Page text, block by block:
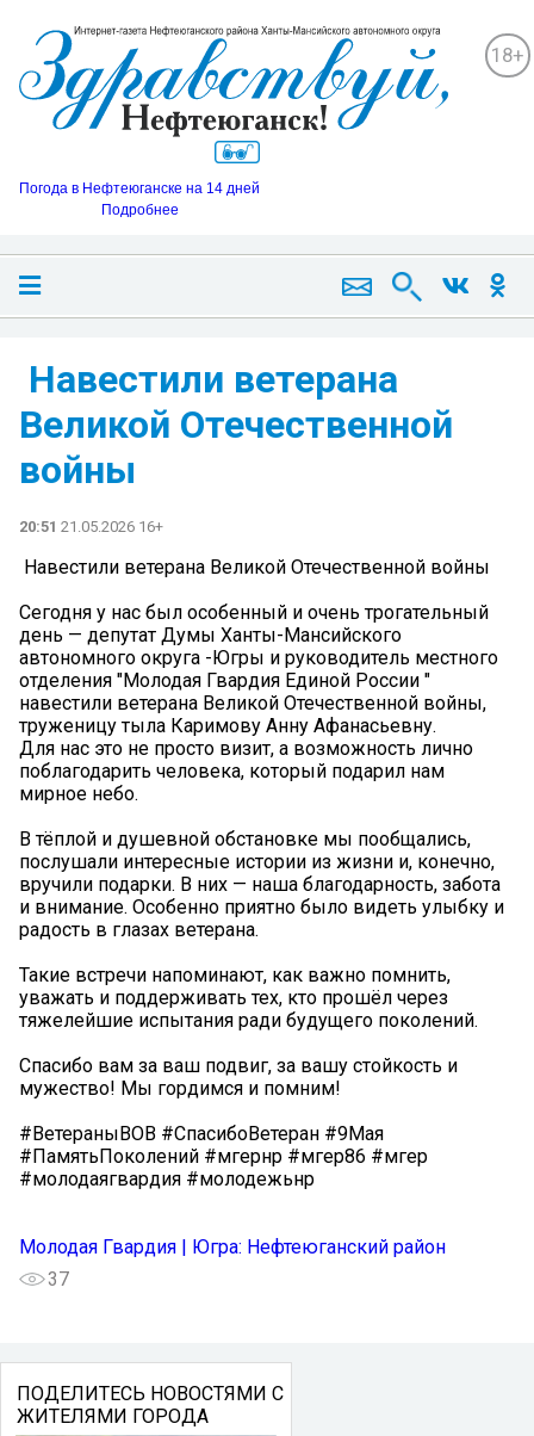
18+
Погода в Нефтеюганске на 14 дней
Подробнее
️ Навестили ветерана
Великой Отечественной
войны
20:51 21.05.2026 16+
️ Навестили ветерана Великой Отечественной войны
Сегодня у нас был особенный и очень трогательный
день — депутат Думы Ханты-Мансийского
автономного округа -Югры и руководитель местного
отделения "Молодая Гвардия Единой России "
навестили ветерана Великой Отечественной войны,
труженицу тыла Каримову Анну Афанасьевну.
Для нас это не просто визит, а возможность лично
поблагодарить человека, который подарил нам
мирное небо.
В тёплой и душевной обстановке мы пообщались,
послушали интересные истории из жизни и, конечно,
вручили подарки. В них — наша благодарность, забота
и внимание. Особенно приятно было видеть улыбку и
радость в глазах ветерана.
Такие встречи напоминают, как важно помнить,
уважать и поддерживать тех, кто прошёл через
тяжелейшие испытания ради будущего поколений.
Спасибо вам за ваш подвиг, за вашу стойкость и
мужество! Мы гордимся и помним! ️
#ВетераныВОВ #СпасибоВетеран #9Мая
#ПамятьПоколений #мгернр #мгер86 #мгер
#молодаягвардия #молодежьнр
Молодая Гвардия | Югра: Нефтеюганский район
37
ПОДЕЛИТЕСЬ НОВОСТЯМИ С
ЖИТЕЛЯМИ ГОРОДА